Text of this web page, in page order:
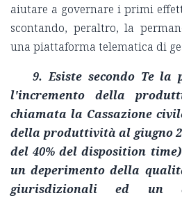
aiutare a governare i primi
scontando, peraltro, la
una piattaforma telematica di
9. Esiste secondo Te la
l'incremento della
chiamata la Cassazione
della produttività al giugno
del 40% del disposition
un deperimento della
giurisdizionali ed un